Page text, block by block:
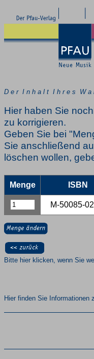
D e r I n h a l t I h r e s W a
Hier haben Sie
zu korrigieren.
Geben Sie bei
Sie anschließend
löschen wollen,
Menge ISBN
M-50085-
Bitte hier klicken, wenn Sie
Hier finden Sie Informationen